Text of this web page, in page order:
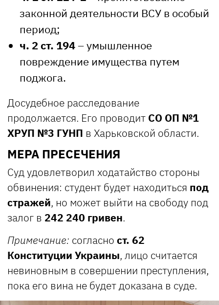
законной деятельности ВСУ в особый
период;
ч. 2 ст. 194– умышленное
повреждение имущества путем
поджога.
Досудебное расследование
продолжается. Его проводит СО ОП №1
ХРУП №3 ГУНП в Харьковской области.
МЕРА ПРЕСЕЧЕНИЯ
Суд удовлетворил ходатайство стороны
обвинения: студент будет находиться под
стражей, но может выйти на свободу под
залог в 242 240 гривен.
Примечание: согласно ст. 62
Конституции Украины, лицо считается
невиновным в совершении преступления,
пока его вина не будет доказана в суде.